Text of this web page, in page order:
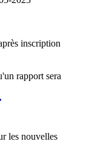
inscription
rapport sera
les nouvelles